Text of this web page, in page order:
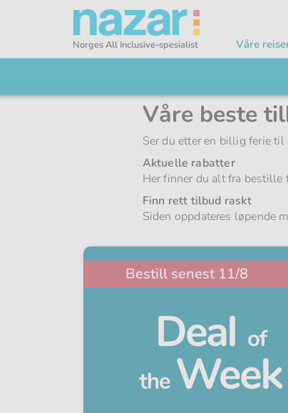
Nazar logo
Norges All Inclusive-spesialist Våre
Våre beste
Ser du etter en billig ferie
Aktuelle rabatter
Her finner du alt fra
Finn rett tilbud raskt
Siden oppdateres løpende
Bestill senest 11/8